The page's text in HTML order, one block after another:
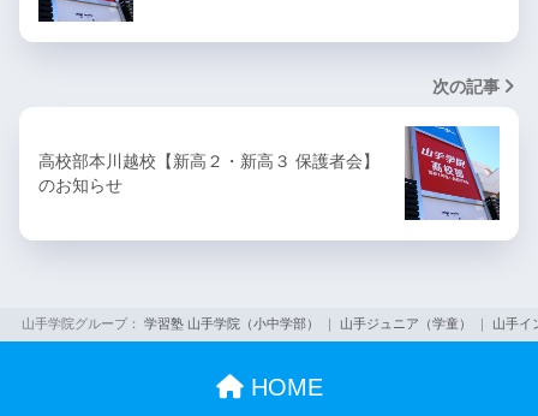
次の記事
高校部本川越校【新高２・新高３ 保護者会】
のお知らせ
山手学院グループ： 学習塾 山手学院（小中学部） ｜ 山手ジュニア（学童） ｜ 山手イ
HOME